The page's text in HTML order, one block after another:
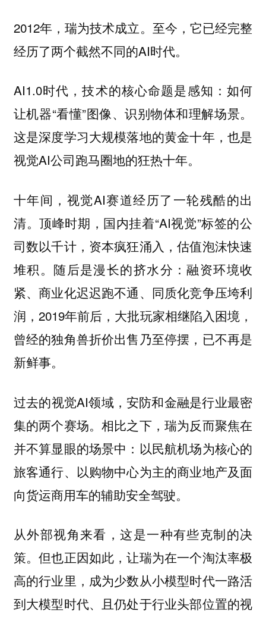
2012年，瑞为技术成立。至今，它已经完整
经历了两个截然不同的AI时代。
AI1.0时代，技术的核心命题是感知：如何
让机器“看懂”图像、识别物体和理解场景。
这是深度学习大规模落地的黄金十年，也是
视觉AI公司跑马圈地的狂热十年。
十年间，视觉AI赛道经历了一轮残酷的出
清。顶峰时期，国内挂着“AI视觉”标签的公
司数以千计，资本疯狂涌入，估值泡沫快速
堆积。随后是漫长的挤水分：融资环境收
紧、商业化迟迟跑不通、同质化竞争压垮利
润，2019年前后，大批玩家相继陷入困境，
曾经的独角兽折价出售乃至停摆，已不再是
新鲜事。
过去的视觉AI领域，安防和金融是行业最密
集的两个赛场。相比之下，瑞为反而聚焦在
并不算显眼的场景中：以民航机场为核心的
旅客通行、以购物中心为主的商业地产及面
向货运商用车的辅助安全驾驶。
从外部视角来看，这是一种有些克制的决
策。但也正因如此，让瑞为在一个淘汰率极
高的行业里，成为少数从小模型时代一路活
到大模型时代、且仍处于行业头部位置的视